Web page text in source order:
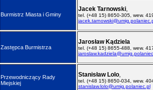
Burmistrz Miasta i Gminy
Jacek Tarnowski,
tel. (+48 15) 8650-305, wew.
Zastępca Burmistrza
Jarosław Kądziela
tel. (+48 15) 8655-488, wew.
Przewodniczący Rady
Miejskiej
Stanisław Lolo,
tel. (+48 15) 8650-034, wew.
stanislaw.lolo@umig.polaniec.pl